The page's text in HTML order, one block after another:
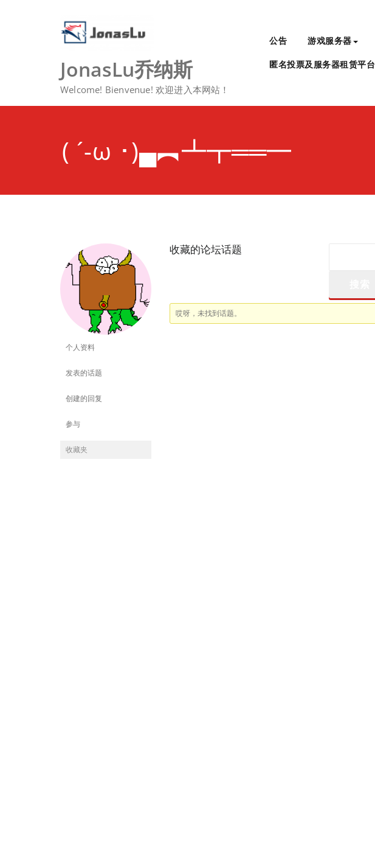
JonasLu乔纳斯
Welcome! Bienvenue! 欢迎进入本网站！
公告 游戏服务器
匿名投票及服务器租赁平台
( ´-ω ･)▄︻┻┳══━
个人资料
发表的话题
创建的回复
参与
收藏夹
收藏的论坛话题
哎呀，未找到话题。